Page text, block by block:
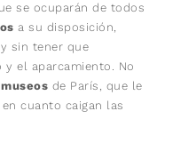
se ocuparán de todos
a su disposición,
sin tener que
el aparcamiento. No
de París, que le
cuanto caigan las